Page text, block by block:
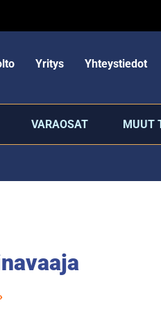
Yritys Yhteystiedot
VARAOSAT MUUT